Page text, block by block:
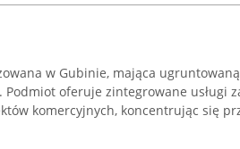
w Gubinie, mająca ugruntowaną
oferuje zintegrowane usługi
komercyjnych, koncentrując się